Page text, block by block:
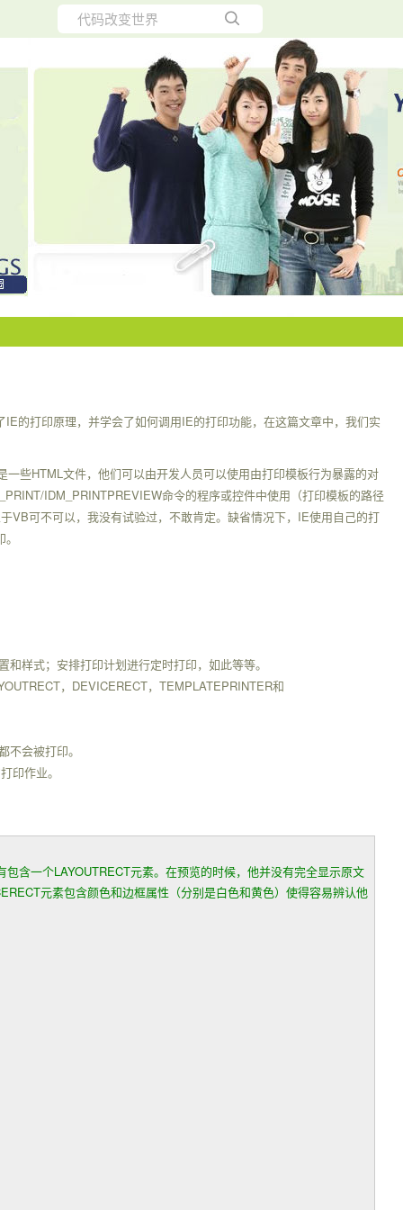
当前博客
IE的打印原理，并学会了如何调用 IE的打印功能，在这篇文章中，我们实
一些HTML文件，他们可以由开发人员可以使用由打印模板行为暴露的对
IDM_PRINTPREVIEW命令的程序或控件中使用（打印模板的路径
VB可不可以，我没有试验过，不敢肯定。缺省情况下， IE使用自己的打
和样式；安排打印计划进行定时打印，如此等等。
， DEVICERECT， TEMPLATEPRINTER和
不会被打印。
印作业。
含一个LAYOUTRECT元素。在预览的时候，他并没有完全显示原文
元素包含颜色和边框属性（分别是白色和黄色）使得容易辨认他